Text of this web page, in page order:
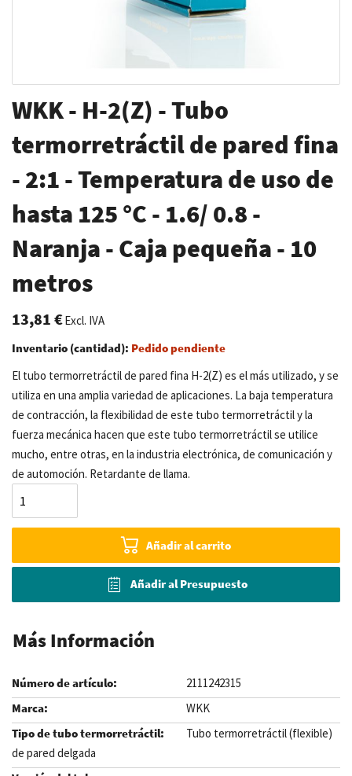
al
comienzo
de
galería
de
WKK - H-2(Z) - Tubo
termorretráctil de pared fina
- 2:1 - Temperatura de uso de
hasta 125 °C - 1.6/ 0.8 -
Naranja - Caja pequeña - 10
metros
13,81 €Excl. IVA
Inventario (cantidad): Pedido pendiente
El tubo termorretráctil de pared fina H-2(Z) es el más utilizado, y se
utiliza en una amplia variedad de aplicaciones. La baja temperatura
de contracción, la flexibilidad de este tubo termorretráctil y la
fuerza mecánica hacen que este tubo termorretráctil se utilice
mucho, entre otras, en la industria electrónica, de comunicación y
de automoción. Retardante de llama.
Añadir al carrito
Añadir al Presupuesto
Más Información
2111242315
WKK
Tubo termorretráctil (flexible)
de pared delgada